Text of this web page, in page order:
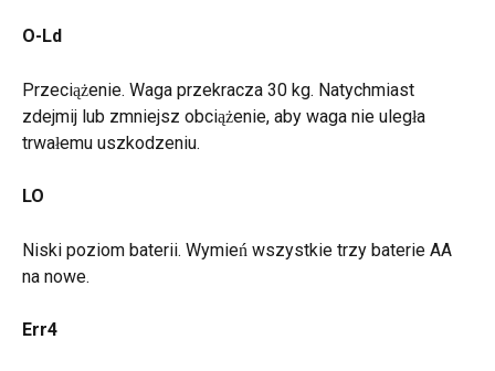
O-Ld
Przeciążenie. Waga przekracza 30 kg. Natychmiast
zdejmij lub zmniejsz obciążenie, aby waga nie uległa
trwałemu uszkodzeniu.
LO
Niski poziom baterii. Wymień wszystkie trzy baterie AA
na nowe.
Err4